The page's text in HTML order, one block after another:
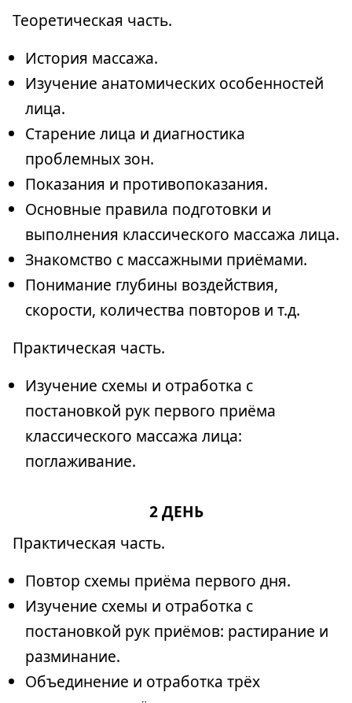
Теоретическая часть.
История массажа.
Изучение анатомических особенностей
лица.
Старение лица и диагностика
проблемных зон.
Показания и противопоказания.
Основные правила подготовки и
выполнения классического массажа лица.
Знакомство с массажными приёмами.
Понимание глубины воздействия,
скорости, количества повторов и т.д.
Практическая часть.
Изучение схемы и отработка с
постановкой рук первого приёма
классического массажа лица:
поглаживание.
2 ДЕНЬ
Практическая часть.
Повтор схемы приёма первого дня.
Изучение схемы и отработка с
постановкой рук приёмов: растирание и
разминание.
Объединение и отработка трёх